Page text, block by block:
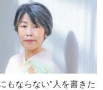
にもならない”人を書きた